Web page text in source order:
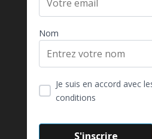
Nom
Je suis en accord avec
conditions